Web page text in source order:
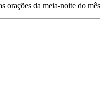
orações da meia-noite do